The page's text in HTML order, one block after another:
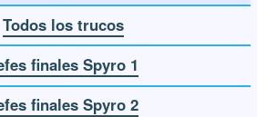
Todos los trucos
finales Spyro 1
finales Spyro 2